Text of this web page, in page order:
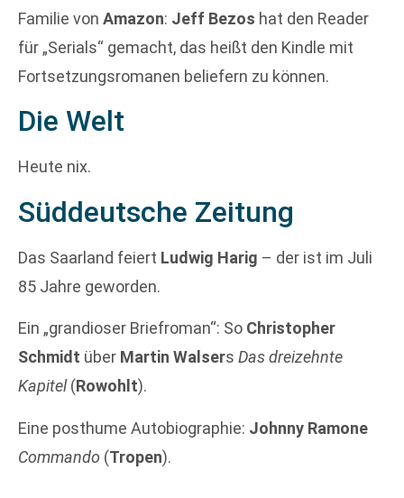
Familie von Amazon: Jeff Bezos hat den Reader
für „Serials“ gemacht, das heißt den Kindle mit
Fortsetzungsromanen beliefern zu können.
Die Welt
Heute nix.
Süddeutsche Zeitung
Das Saarland feiert Ludwig Harig – der ist im Juli
85 Jahre geworden.
Ein „grandioser Briefroman“: So Christopher
Schmidt über Martin Walsers Das dreizehnte
Kapitel(Rowohlt).
Eine posthume Autobiographie: Johnny Ramone
Commando (Tropen).